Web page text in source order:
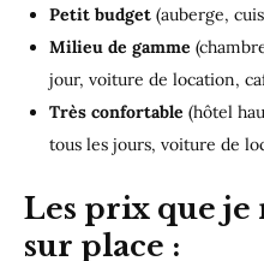
Petit budget (auberge,
Milieu de gamme
jour, voiture de location,
Très confortable (hôtel
tous les jours, voiture de
Les prix que je
sur place :